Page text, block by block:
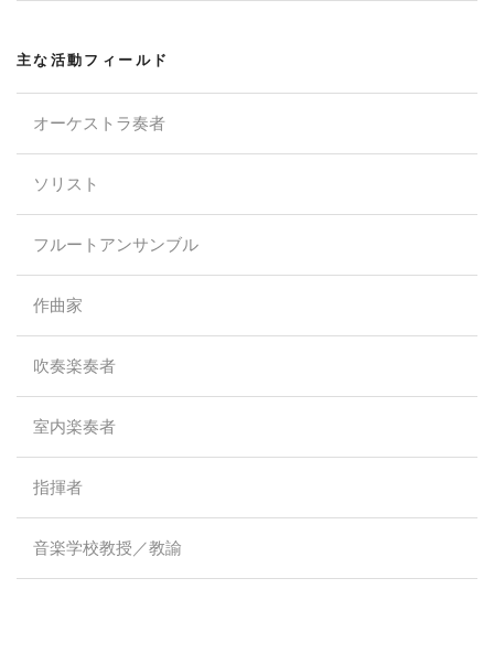
主な活動フィールド
オーケストラ奏者
ソリスト
フルートアンサンブル
作曲家
吹奏楽奏者
室内楽奏者
指揮者
音楽学校教授／教諭